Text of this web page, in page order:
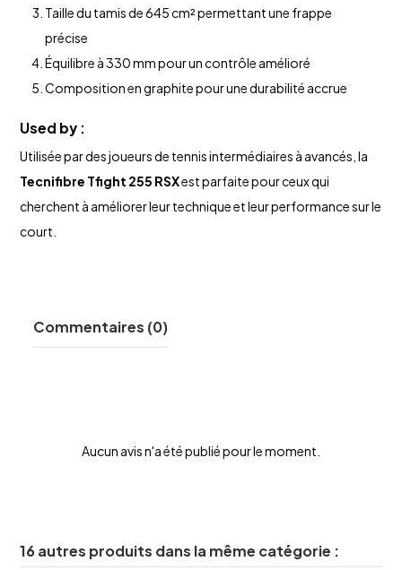
Taille du tamis de 645 cm² permettant une frappe
précise
Équilibre à 330 mm pour un contrôle amélioré
Composition en graphite pour une durabilité accrue
Used by :
Utilisée par des joueurs de tennis intermédiaires à avancés, la
Tecnifibre Tfight 255 RSXest parfaite pour ceux qui
cherchent à améliorer leur technique et leur performance sur le
court.
Commentaires (0)
Aucun avis n'a été publié pour le moment.
16 autres produits dans la même catégorie :